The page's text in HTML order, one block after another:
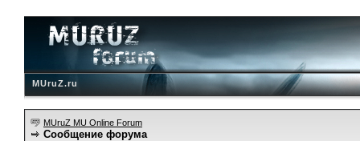
MUruZ.ru
MUruZ MU Online Forum
Сообщение форума